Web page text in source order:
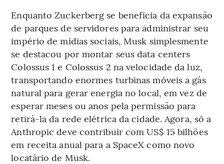
Enquanto Zuckerberg se beneficia da expansão
de parques de servidores para administrar seu
império de mídias sociais, Musk simplesmente
se destacou por montar seus data centers
Colossus 1 e Colossus 2 na velocidade da luz,
transportando enormes turbinas móveis a gás
natural para gerar energia no local, em vez de
esperar meses ou anos pela permissão para
retirá-la da rede elétrica da cidade. Agora, só a
Anthropic deve contribuir com US$ 15 bilhões
em receita anual para a SpaceX como novo
locatário de Musk.